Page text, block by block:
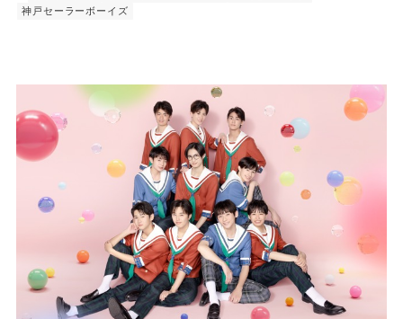
神戸セーラーボーイズ